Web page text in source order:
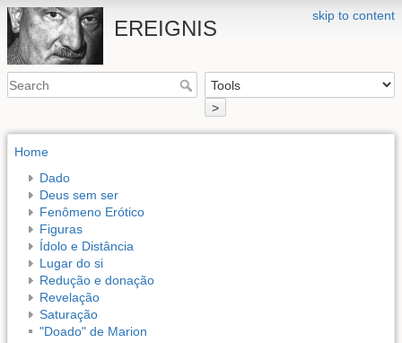
skip to content
EREIGNIS
>
Home
Dado
Deus sem ser
Fenômeno Erótico
Figuras
Ídolo e Distância
Lugar do si
Redução e donação
Revelação
Saturação
"Doado" de Marion